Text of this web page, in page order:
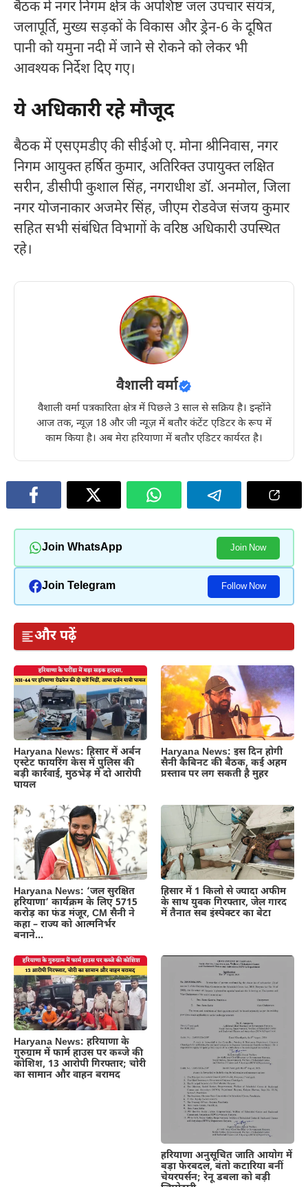
बैठक में नगर निगम क्षेत्र के अपशिष्ट जल उपचार संयंत्र,
जलापूर्ति, मुख्य सड़कों के विकास और ड्रेन-6 के दूषित
पानी को यमुना नदी में जाने से रोकने को लेकर भी
आवश्यक निर्देश दिए गए।
ये अधिकारी रहे मौजूद
बैठक में एसएमडीए की सीईओ ए. मोना श्रीनिवास, नगर
निगम आयुक्त हर्षित कुमार, अतिरिक्त उपायुक्त लक्षित
सरीन, डीसीपी कुशाल सिंह, नगराधीश डॉ. अनमोल, जिला
नगर योजनाकार अजमेर सिंह, जीएम रोडवेज संजय कुमार
सहित सभी संबंधित विभागों के वरिष्ठ अधिकारी उपस्थित
रहे।
वैशाली वर्मा
वैशाली वर्मा पत्रकारिता क्षेत्र में पिछले 3 साल से सक्रिय है। इन्होंने
आज तक, न्यूज़ 18 और जी न्यूज़ में बतौर कंटेंट एडिटर के रूप में
काम किया है। अब मेरा हरियाणा में बतौर एडिटर कार्यरत है।
Join WhatsApp Join Now
Join Telegram Follow Now
और पढ़ें
Haryana News: हिसार में अर्बन
एस्टेट फायरिंग केस में पुलिस की
बड़ी कार्रवाई, मुठभेड़ में दो आरोपी
घायल
Haryana News: इस दिन होगी
सैनी कैबिनट की बैठक, कई अहम
प्रस्ताव पर लग सकती है मुहर
Haryana News: ‘जल सुरक्षित
हरियाणा’ कार्यक्रम के लिए 5715
करोड़ का फंड मंजूर, CM सैनी ने
कहा – राज्य को आत्मनिर्भर
बनाने…
हिसार में 1 किलो से ज्यादा अफीम
के साथ युवक गिरफ्तार, जेल गारद
में तैनात सब इंस्पेक्टर का बेटा
Haryana News: हरियाणा के
गुरुग्राम में फार्म हाउस पर कब्जे की
कोशिश, 13 आरोपी गिरफ्तार; चोरी
का सामान और वाहन बरामद
हरियाणा अनुसूचित जाति आयोग में
बड़ा फेरबदल, बंतो कटारिया बनीं
चेयरपर्सन; रेनू डबला को बड़ी